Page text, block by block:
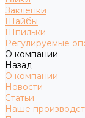
Заклепки
Шайбы
Шпильки
Регулируемые
О компании
Назад
О компании
Новости
Статьи
Наше